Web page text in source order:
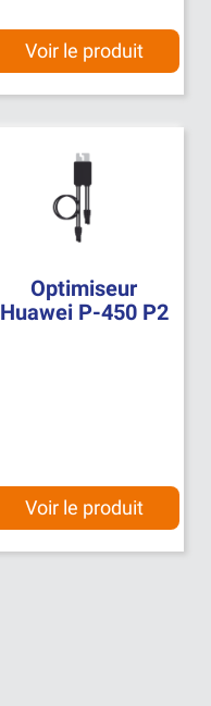
Voir le produit
Optimiseur
Huawei P-450 P2
Voir le produit